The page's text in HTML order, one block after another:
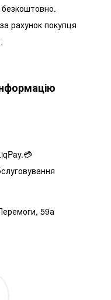
рахунок покупця
59а